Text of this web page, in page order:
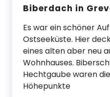
Biberdach in
Es war ein schöner
Ostseeküste. Hier
eines alten aber neu
Wohnhauses.
Hechtgaube waren
Höhepunkte